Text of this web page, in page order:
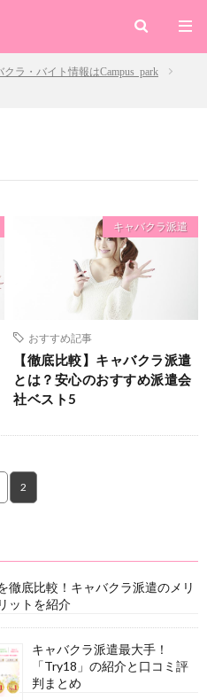
ラ・バイト情報はCampus park
キャバクラ派遣
おすすめ記事
【徹底比較】キャバクラ派遣
とは？安心のおすすめ派遣会
社ベスト5
2
徹底比較！キャバクラ派遣のメリ
ットを紹介
キャバクラ派遣最大手！
「Try18」の紹介と口コミ評
判まとめ